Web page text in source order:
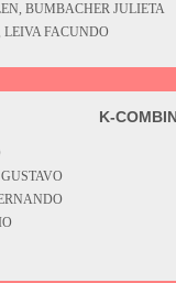
BUMBACHER JULIETA
LEIVA FACUNDO
K-